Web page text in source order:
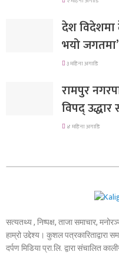
देश
भयो
३ महिना अगाडि
रामपुर
विपद् उद्धार
४ महिना अगाडि
सत्यतथ्य , निष्पक्ष, ताजा समाचार,
हाम्रो उद्देश्य। कुशल पत्रकारिताद्वारा
दर्पण मिडिया प्रा.लि. द्वारा संचालित